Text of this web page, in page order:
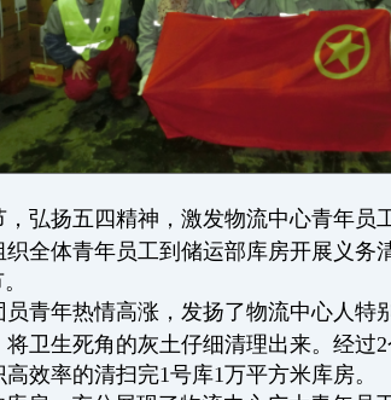
，弘扬五四精神，激发物流中心青年员
织全体青年员工到储运部库房开展义务
青年热情高涨，发扬了物流中心人特
卫生死角的灰土仔细清理出来。经过
效率的清扫完1号库1万平方米库房。